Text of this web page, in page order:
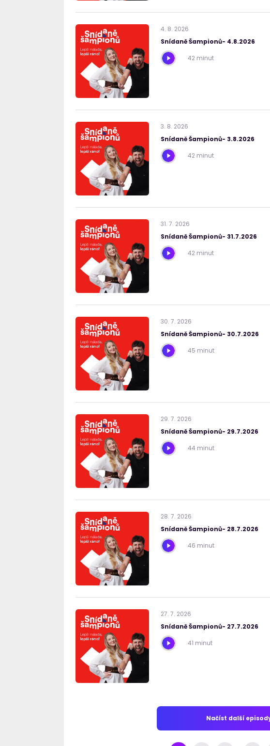
4. 8. 2026
Snídaně Šampionů- 4.8.2026
42 minut
3. 8. 2026
Snídaně Šampionů- 3.8.2026
42 minut
31. 7. 2026
Snídaně Šampionů- 31.7.2026
42 minut
30. 7. 2026
Snídaně Šampionů- 30.7.2026
45 minut
29. 7. 2026
Snídaně Šampionů- 29.7.2026
44 minut
28. 7. 2026
Snídaně Šampionů- 28.7.2026
46 minut
27. 7. 2026
Snídaně Šampionů- 27.7.2026
41 minut
Načíst další